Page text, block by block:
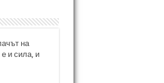
на
и сила, и